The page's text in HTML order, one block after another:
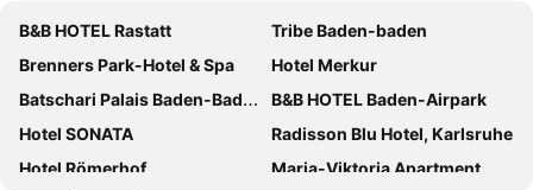
B&B HOTEL Rastatt
Tribe Baden-baden
Brenners Park-Hotel & Spa
Hotel Merkur
Batschari Palais Baden-Baden
B&B HOTEL Baden-Airpark
Hotel SONATA
Radisson Blu Hotel, Karlsruhe
Hotel Römerhof
Maria-Viktoria Apartment